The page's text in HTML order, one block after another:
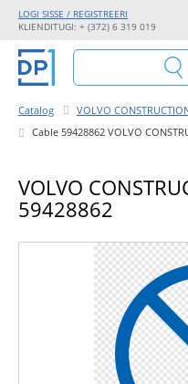
KLIENDITUGI: + (372) 6 319 019
LOGI SISSE / REGISTREERI
Catalog
VOLVO
Cable 59428862 VOLVO
VOLVO
59428862